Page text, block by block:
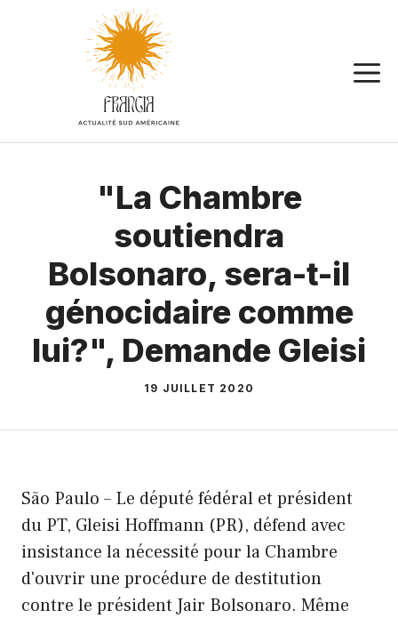
"La Chambre
soutiendra
Bolsonaro, sera-t-il
génocidaire comme
lui?", Demande Gleisi
19 JUILLET 2020
São Paulo – Le député fédéral et président
du PT, Gleisi Hoffmann (PR), défend avec
insistance la nécessité pour la Chambre
d'ouvrir une procédure de destitution
contre le président Jair Bolsonaro. Même